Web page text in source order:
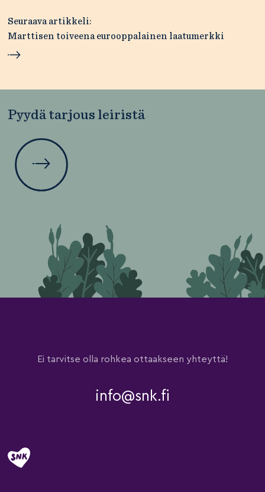
Seuraava artikkeli:
Marttisen toiveena eurooppalainen laatumerkki
Pyydä tarjous leiristä
Ei tarvitse olla rohkea ottaakseen yhteyttä!
info@snk.fi